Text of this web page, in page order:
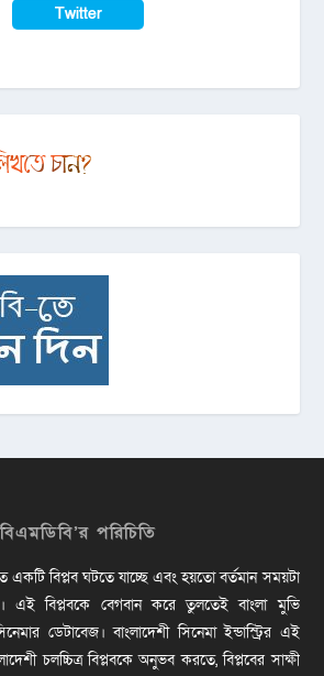
Twitter
বিএমডিবি’র পরিচিতি
একটি বিপ্লব ঘটতে যাচ্ছে এবং হয়তো বর্তমান সময়টা
এই বিপ্লবকে বেগবান করে তুলতেই বাংলা মুভি
ডেটাবেজ। বাংলাদেশী সিনেমা ইন্ডাস্ট্রির এই
চলচ্চিত্র বিপ্লবকে অনুভব করতে, বিপ্লবের সাক্ষী